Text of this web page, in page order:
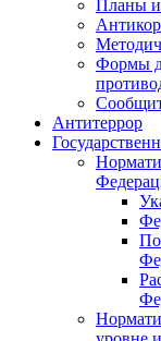
Планы и
Формы
Антитеррор